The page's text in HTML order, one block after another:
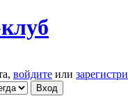
войдите или